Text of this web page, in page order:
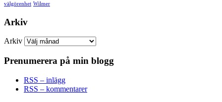
välgörenhet Wilmer
Arkiv
Arkiv
Prenumerera på min blogg
RSS – inlägg
RSS – kommentarer